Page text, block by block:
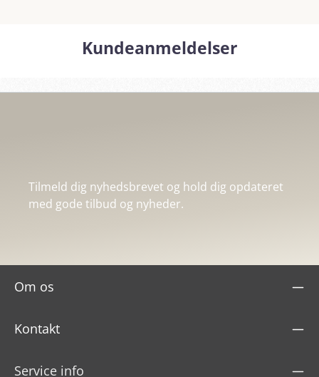
Kundeanmeldelser
Tilmeld dig nyhedsbrevet og hold dig opdateret
med gode tilbud og nyheder.
Om os
Kontakt
Service info